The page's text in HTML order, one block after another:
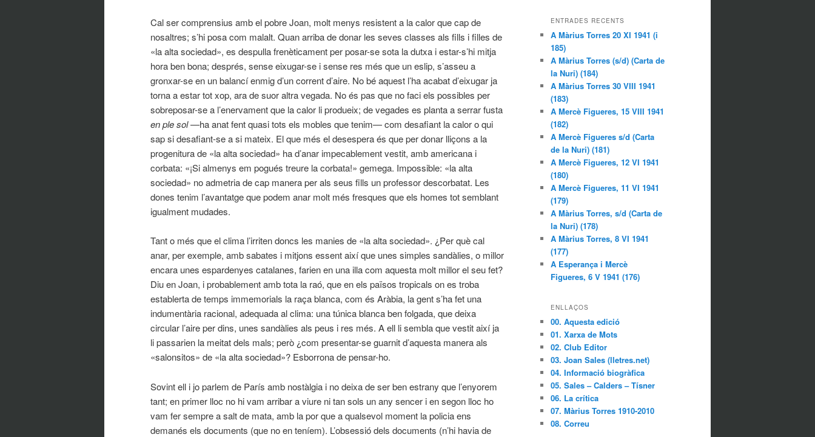
Cal ser comprensius amb el pobre Joan, molt menys resistent a la calor que cap de
nosaltres; s’hi posa com malalt. Quan arriba de donar les seves classes als fills i filles de
«la alta sociedad», es despulla frenèticament per posar-se sota la dutxa i estar-s’hi mitja
hora ben bona; després, sense eixugar-se i sense res més que un eslip, s’asseu a
gronxar-se en un balancí enmig d’un corrent d’aire. No bé aquest l’ha acabat d’eixugar ja
torna a estar tot xop, ara de suor altra vegada. No és pas que no faci els possibles per
sobreposar-se a l’enervament que la calor li produeix; de vegades es planta a serrar fusta
en ple sol—ha anat fent quasi tots els mobles que tenim— com desafiant la calor o qui
sap si desafiant-se a si mateix. El que més el desespera és que per donar lliçons a la
progenitura de «la alta sociedad» ha d’anar impecablement vestit, amb americana i
corbata: «¡Si almenys em pogués treure la corbata!» gemega. Impossible: «la alta
sociedad» no admetria de cap manera per als seus fills un professor descorbatat. Les
dones tenim l’avantatge que podem anar molt més fresques que els homes tot semblant
igualment mudades.
Tant o més que el clima l’irriten doncs les manies de «la alta sociedad». ¿Per què cal
anar, per exemple, amb sabates i mitjons essent així que unes simples sandàlies, o millor
encara unes espardenyes catalanes, farien en una illa com aquesta molt millor el seu fet?
Diu en Joan, i probablement amb tota la raó, que en els països tropicals on es troba
establerta de temps immemorials la raça blanca, com és Aràbia, la gent s’ha fet una
indumentària racional, adequada al clima: una túnica blanca ben folgada, que deixa
circular l’aire per dins, unes sandàlies als peus i res més. A ell li sembla que vestit així ja
li passarien la meitat dels mals; però ¿com presentar-se guarnit d’aquesta manera als
«salonsitos» de «la alta sociedad»? Esborrona de pensar-ho.
Sovint ell i jo parlem de París amb nostàlgia i no deixa de ser ben estrany que l’enyorem
tant; en primer lloc no hi vam arribar a viure ni tan sols un any sencer i en segon lloc ho
vam fer sempre a salt de mata, amb la por que a qualsevol moment la policia ens
demanés els documents (que no en teníem). L’obsessió dels documents (n’hi havia de
ENTRADES RECENTS
A Màrius Torres 20 XI 1941 (i
185)
A Màrius Torres (s/d) (Carta de
la Nuri) (184)
A Màrius Torres 30 VIII 1941
(183)
A Mercè Figueres, 15 VIII 1941
(182)
A Mercè Figueres s/d (Carta
de la Nuri) (181)
A Mercè Figueres, 12 VI 1941
(180)
A Mercè Figueres, 11 VI 1941
(179)
A Màrius Torres, s/d (Carta de
la Nuri) (178)
A Màrius Torres, 8 VI 1941
(177)
A Esperança i Mercè
Figueres, 6 V 1941 (176)
ENLLAÇOS
00. Aquesta edició
01. Xarxa de Mots
02. Club Editor
03. Joan Sales (lletres.net)
04. Informació biogràfica
05. Sales – Calders – Tísner
06. La crítica
07. Màrius Torres 1910-2010
08. Correu